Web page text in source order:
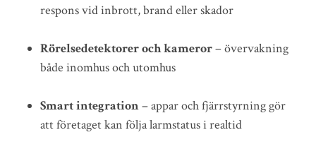
respons vid inbrott, brand eller skador
Rörelsedetektorer och kameror– övervakning
både inomhus och utomhus
Smart integration– appar och fjärrstyrning gör
att företaget kan följa larmstatus i realtid